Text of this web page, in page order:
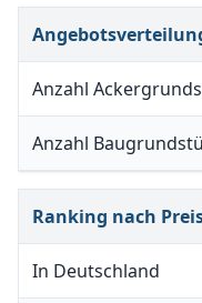
Anzahl
Anzahl
Ranking nach
In Deutschland